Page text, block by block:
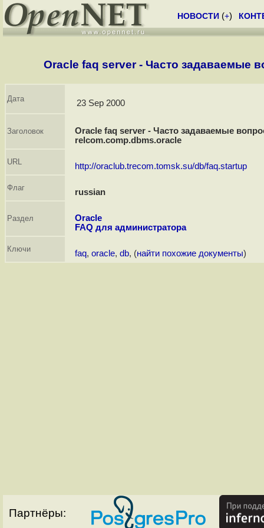
НОВОСТИ (+)
Oracle faq server - Часто задаваемые
Дата 23 Sep 2000
Заголовок
Oracle faq server - Часто задаваемые
relcom.comp.dbms.oracle
URL http://oraclub.trecom.tomsk.su/db/faq.startup
Флаг russian
Раздел
Oracle
FAQ для администратора
Ключи faq, oracle, db, (найти похожие документы)
Партнёры: